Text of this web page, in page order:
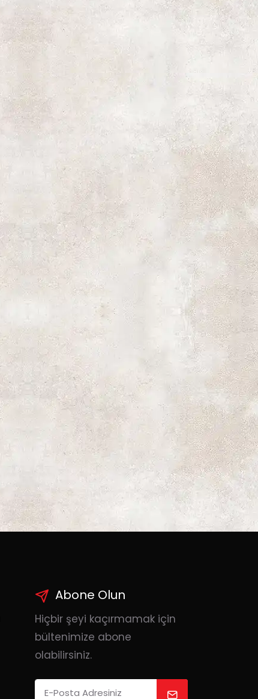
Abone Olun
Hiçbir şeyi kaçırmamak için
bültenimize abone
olabilirsiniz.